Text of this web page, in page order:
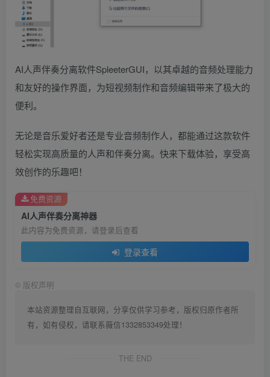
AI人声伴奏分离软件SpleeterGUI，以其卓越的音频处理能力
和友好的操作界面，为短视频制作和音频编辑带来了极大的
便利。
无论是音乐爱好者还是专业音频制作人，都能通过这款软件
轻松实现高质量的人声和伴奏分离。快来下载体验，享受高
效创作的乐趣吧！
AI人声伴奏分离神器
此内容为免费资源，请登录后查看
登录查看
免费资源
© 版权声明
本站资源整理自互联网，分享仅供学习参考，版权归原作者所
有，如有侵权，请联系薇信1332853349处理！
THE END